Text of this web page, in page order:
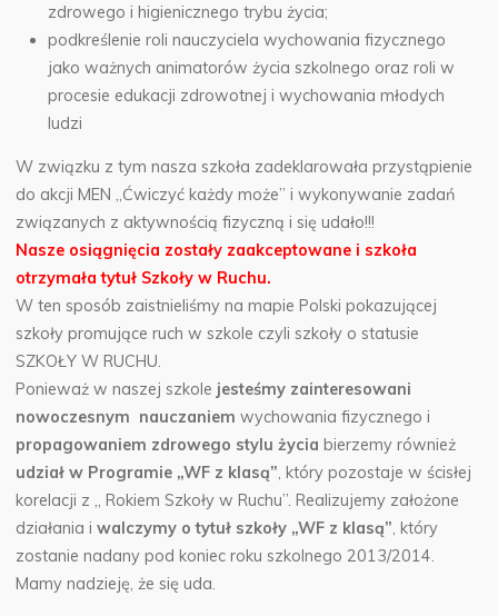
zdrowego i higienicznego trybu życia;
podkreślenie roli nauczyciela wychowania fizycznego
jako ważnych animatorów życia szkolnego oraz roli w
procesie edukacji zdrowotnej i wychowania młodych
ludzi
W związku z tym nasza szkoła zadeklarowała przystąpienie
do akcji MEN „Ćwiczyć każdy może” i wykonywanie zadań
związanych z aktywnością fizyczną i się udało!!!
Nasze osiągnięcia zostały zaakceptowane i szkoła
otrzymała tytuł Szkoły w Ruchu.
W ten sposób zaistnieliśmy na mapie Polski pokazującej
szkoły promujące ruch w szkole czyli szkoły o statusie
SZKOŁY W RUCHU.
Ponieważ w naszej szkole jesteśmy zainteresowani
nowoczesnym nauczaniem wychowania fizycznego i
propagowaniem zdrowego stylu życia bierzemy również
udział w Programie „WF z klasą”, który pozostaje w ścisłej
korelacji z „ Rokiem Szkoły w Ruchu”. Realizujemy założone
działania iwalczymy o tytuł szkoły „WF z klasą”, który
zostanie nadany pod koniec roku szkolnego 2013/2014.
Mamy nadzieję, że się uda.